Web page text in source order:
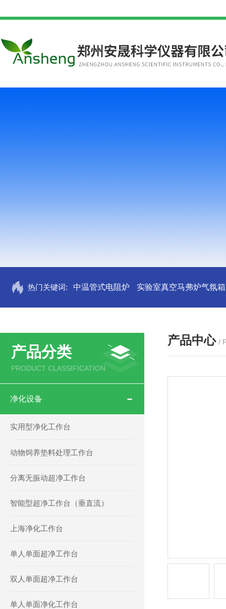
热门关键词: 中温管式电阻炉 实验室真空马弗炉气氛
产品分类
PRODUCT CLASSIFICATION
净化设备
实用型净化工作台
动物饲养垫料处理工作台
分离无振动超净工作台
智能型超净工作台（垂直流）
上海净化工作台
单人单面超净工作台
双人单面超净工作台
单人单面净化工作台
产品中心 /